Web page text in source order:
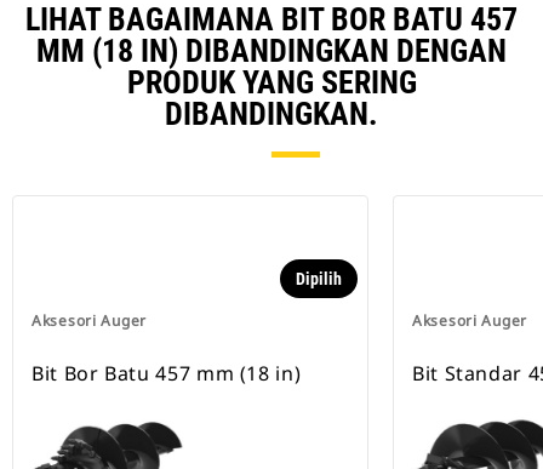
LIHAT BAGAIMANA BIT BOR BATU 457
MM (18 IN) DIBANDINGKAN DENGAN
PRODUK YANG SERING
DIBANDINGKAN.
Aksesori Auger
Dipilih
Bit Bor Batu 457 mm (18 in)
Aksesori Auger
Bit Standar